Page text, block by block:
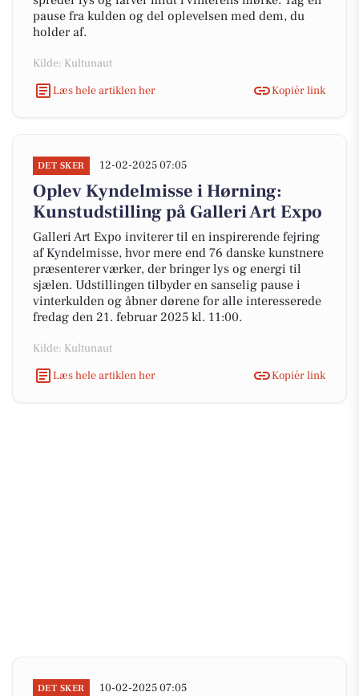
pause fra kulden og del oplevelsen med dem, du
holder af.
Kilde: Kultunaut
Læs hele artiklen her
Kopiér link
DET SKER 12-02-2025 07:05
Oplev Kyndelmisse i Hørning:
Kunstudstilling på Galleri Art Expo
Galleri Art Expo inviterer til en inspirerende fejring
af Kyndelmisse, hvor mere end 76 danske kunstnere
præsenterer værker, der bringer lys og energi til
sjælen. Udstillingen tilbyder en sanselig pause i
vinterkulden og åbner dørene for alle interesserede
fredag den 21. februar 2025 kl. 11:00.
Kilde: Kultunaut
Læs hele artiklen her
Kopiér link
DET SKER 10-02-2025 07:05